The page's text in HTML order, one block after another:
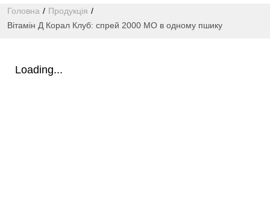
Головна / Продукція /
Вітамін Д Корал Клуб: спрей 2000 МО в одному пшику
Loading...